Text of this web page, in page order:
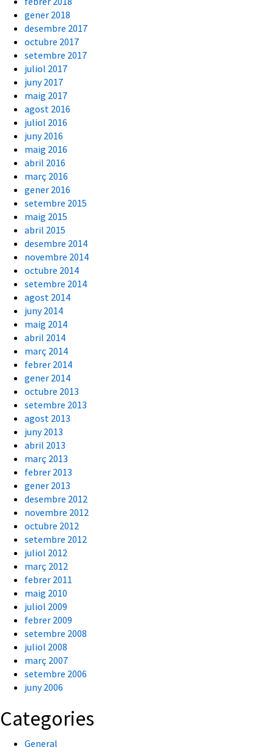
gener 2018
desembre 2017
octubre 2017
setembre 2017
juliol 2017
juny 2017
maig 2017
agost 2016
juliol 2016
juny 2016
maig 2016
abril 2016
març 2016
gener 2016
setembre 2015
maig 2015
abril 2015
desembre 2014
novembre 2014
octubre 2014
setembre 2014
agost 2014
juny 2014
maig 2014
abril 2014
març 2014
febrer 2014
gener 2014
octubre 2013
setembre 2013
agost 2013
juny 2013
abril 2013
març 2013
febrer 2013
gener 2013
desembre 2012
novembre 2012
octubre 2012
setembre 2012
juliol 2012
març 2012
febrer 2011
maig 2010
juliol 2009
febrer 2009
setembre 2008
juliol 2008
març 2007
setembre 2006
juny 2006
Categories
General